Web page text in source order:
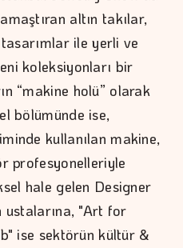
altın takılar,
ile yerli ve
koleksiyonları bir
“makine holü” olarak
bölümünde ise,
kullanılan makine,
profesyonelleriyle
hale gelen Designer
ustalarına, "Art for
ise sektörün kültür &